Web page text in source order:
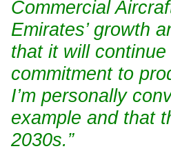
Commercial
Emirates’ growth
that it will
commitment to
I’m personally
example and that
2030s.”